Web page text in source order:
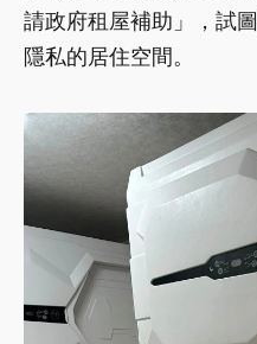
請政府租屋補助」，試
隱私的居住空間。